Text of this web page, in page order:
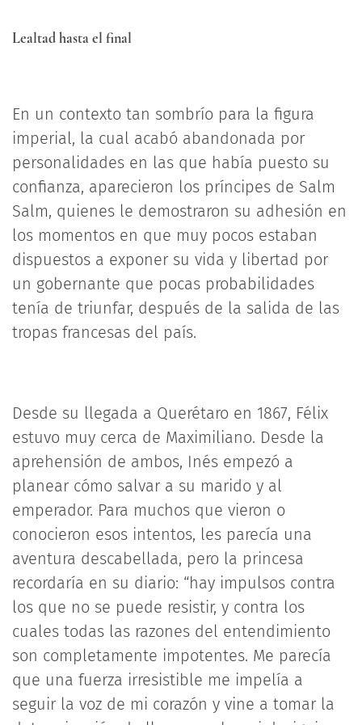
Lealtad hasta el final
En un contexto tan sombrío para la figura
imperial, la cual acabó abandonada por
personalidades en las que había puesto su
confianza, aparecieron los príncipes de Salm
Salm, quienes le demostraron su adhesión en
los momentos en que muy pocos estaban
dispuestos a exponer su vida y libertad por
un gobernante que pocas probabilidades
tenía de triunfar, después de la salida de las
tropas francesas del país.
Desde su llegada a Querétaro en 1867, Félix
estuvo muy cerca de Maximiliano. Desde la
aprehensión de ambos, Inés empezó a
planear cómo salvar a su marido y al
emperador. Para muchos que vieron o
conocieron esos intentos, les parecía una
aventura descabellada, pero la princesa
recordaría en su diario: “hay impulsos contra
los que no se puede resistir, y contra los
cuales todas las razones del entendimiento
son completamente impotentes. Me parecía
que una fuerza irresistible me impelía a
seguir la voz de mi corazón y vine a tomar la